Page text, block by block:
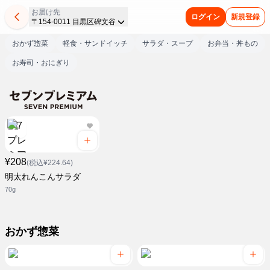
お届け先
〒154-0011 目黒区碑文谷
ログイン 新規登録
おかず惣菜 軽食・サンドイッチ サラダ・スープ お弁当・丼もの
お寿司・おにぎり
¥208(税込¥224.64)
明太れんこんサラダ
70g
おかず惣菜